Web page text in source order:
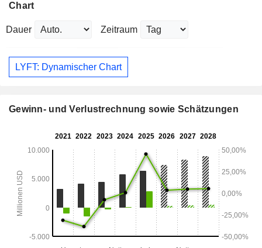
Chart
Dauer Zeitraum
LYFT: Dynamischer Chart
Gewinn- und Verlustrechnung sowie Schätzungen